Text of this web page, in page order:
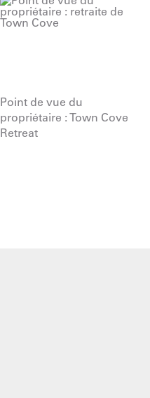
Point de vue du
propriétaire : Town Cove
Retreat